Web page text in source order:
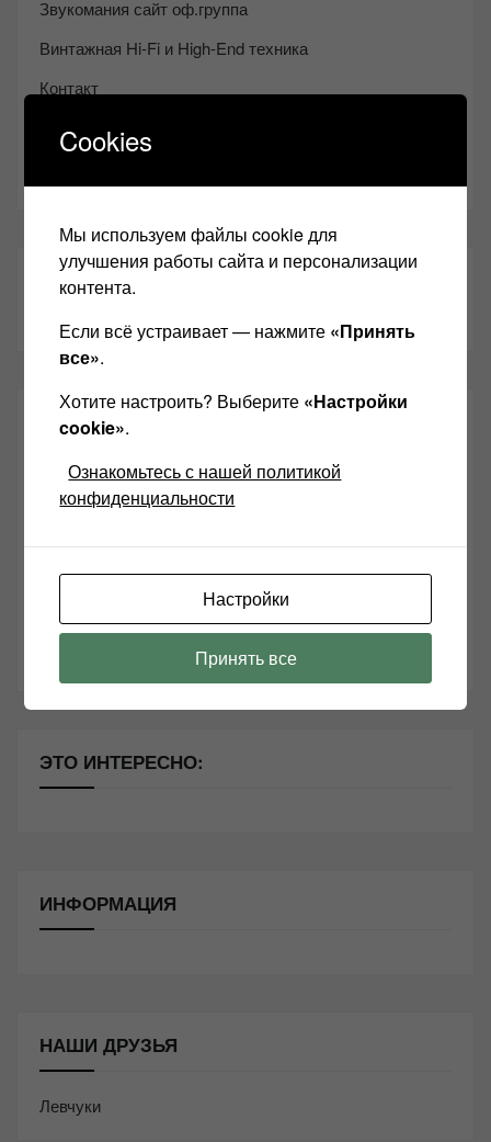
Звукомания сайт оф.группа
Винтажная Hi-Fi и High-End техника
Контакт
Одноклассники
ТАКЖЕ ЧИТАЕМ:
СВЕЖИЕ ЗАПИСИ
Возьмите друга в салон Hi-Fi техники
Секреты Hi-Fi
10 способов оптимизации потоковой музыки
Почему виниловые пластинки звучат так хорошо?
ЭТО ИНТЕРЕСНО:
ИНФОРМАЦИЯ
НАШИ ДРУЗЬЯ
Левчуки
Cookies
Мы используем файлы cookie для
улучшения работы сайта и персонализации
контента.
Если всё устраивает — нажмите «Принять
все».
Хотите настроить? Выберите «Настройки
cookie».
Ознакомьтесь с нашей политикой
конфиденциальности
Настройки
Принять все